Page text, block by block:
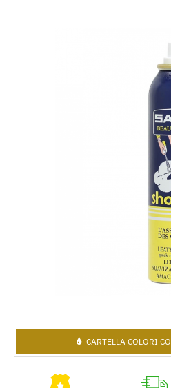
CARTELLA COLORI